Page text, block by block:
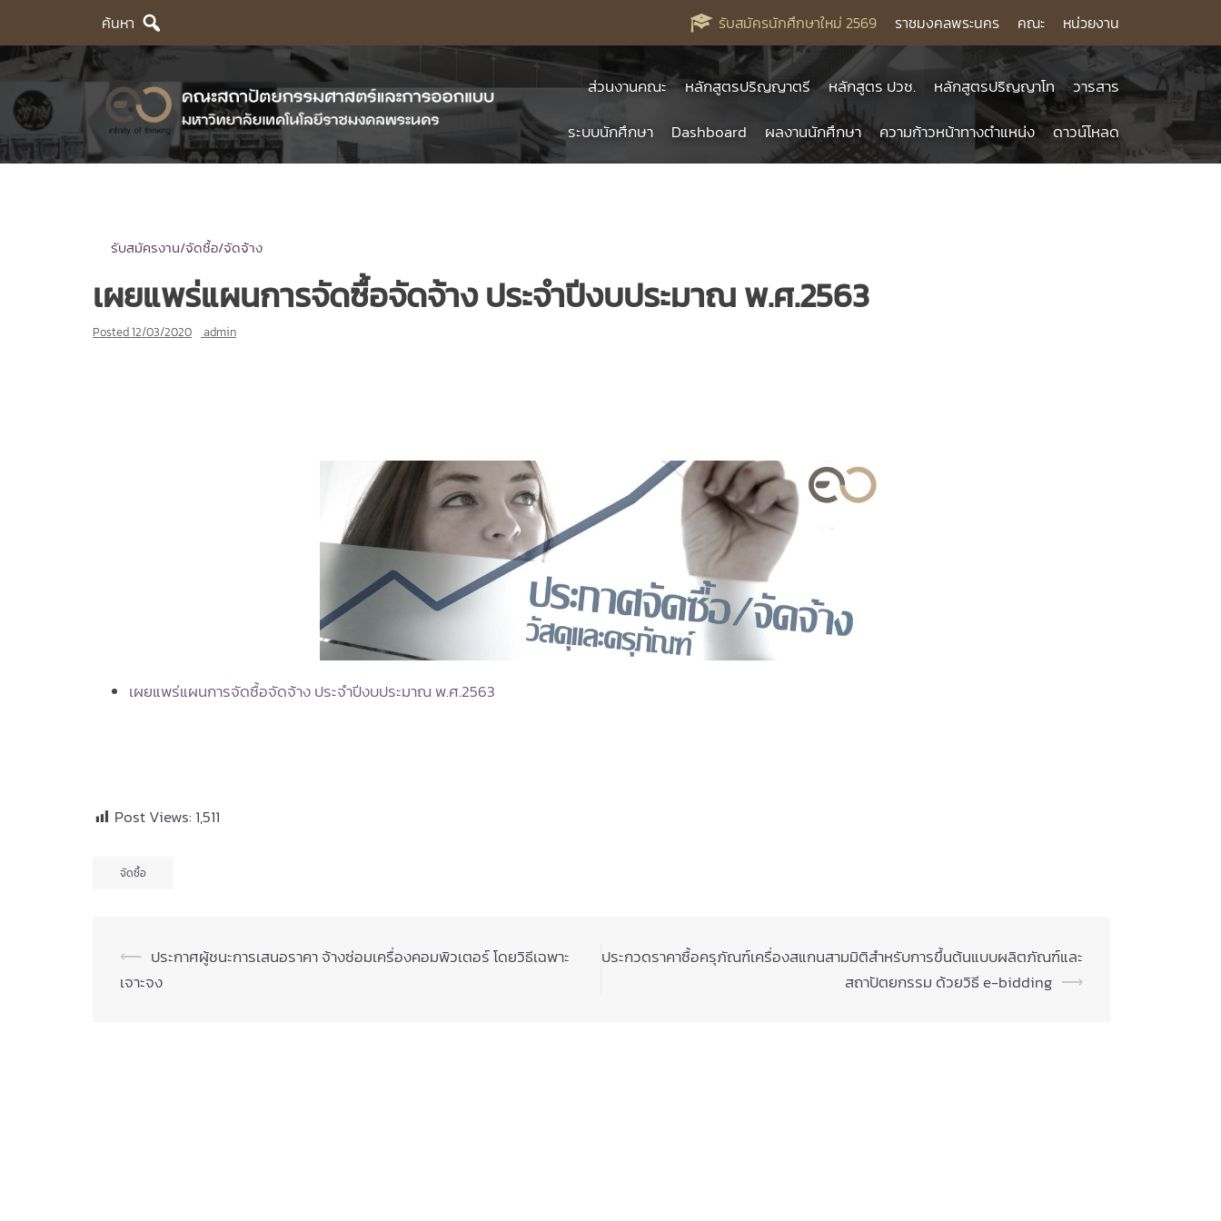
content
ค้นหา รับสมัครนักศึกษาใหม่ 2569 ราชมงคลพระนคร คณะ หน่วยงาน
ส่วนงานคณะ หลักสูตรปริญญาตรี หลักสูตร ปวช. หลักสูตรปริญญาโท
วารสาร
ระบบนักศึกษา
Dashboard ผลงานนักศึกษา ความก้าวหน้าทางตำแหน่ง ดาวน์โหลด
รับสมัครงาน/จัดซื้อ/จัดจ้าง
เผยแพร่แผนการจัดซื้อจัดจ้าง ประจำปีงบประมาณ พ.ศ.2563
Posted12/03/2020 admin
เผยแพร่แผนการจัดซื้อจัดจ้าง ประจำปีงบประมาณ พ.ศ.2563
Post Views: 1,511
จัดซื้อ
Post
navigation
⟵ ประกาศผู้ชนะการเสนอราคา จ้างซ่อมเครื่องคอมพิวเตอร์ โดยวิธีเฉพาะ
เจาะจง
ประกวดราคาซื้อครุภัณฑ์เครื่องสแกนสามมิติสำหรับการขึ้นต้นแบบผลิตภัณฑ์และ
สถาปัตยกรรม ด้วยวิธี e-bidding ⟶